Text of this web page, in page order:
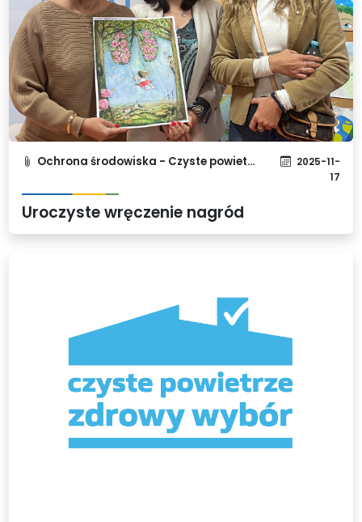
Ochrona środowiska - Czyste powietrze
2025-11-
17
Uroczyste wręczenie nagród